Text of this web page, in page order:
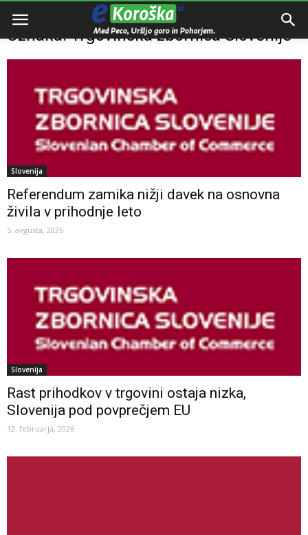
Domov Trgovinska zbornica Slovenije
Oznaka: Trgovinska zbornica Slovenije
Slovenija
Referendum zamika nižji davek na osnovna
živila v prihodnje leto
5. avgusta, 2026
Slovenija
Rast prihodkov v trgovini ostaja nizka,
Slovenija pod povprečjem EU
12. februarja, 2026